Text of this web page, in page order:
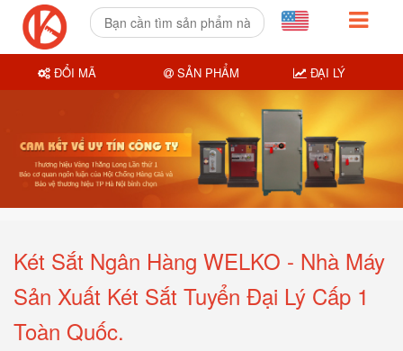
Két Sắt Ngân Hàng WELKO - Nhà Máy
Sản Xuất Két Sắt Tuyển Đại Lý Cấp 1
Toàn Quốc.
ĐỔI MÃ SẢN PHẨM ĐẠI LÝ